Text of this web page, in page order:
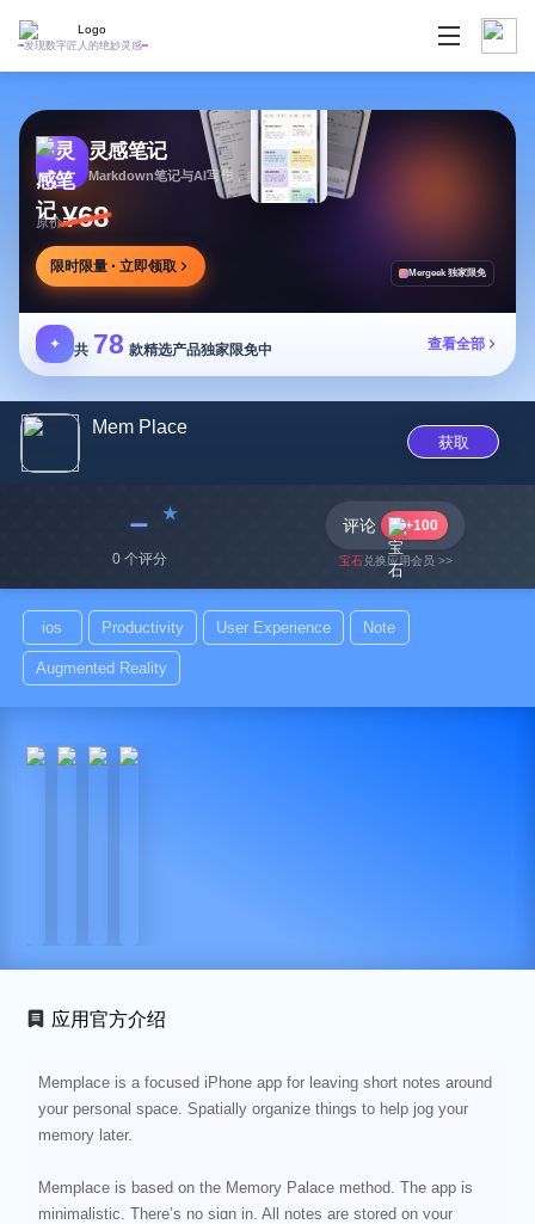
发现数字匠人的绝妙灵感
灵感笔记
Markdown笔记与AI写作，多方式整理同步笔记
原价¥68
限时限量 · 立即领取 Mergeek 独家限免
✦ 共 78 款精选产品独家限免中 查看全部
Mem Place
获取
﹣
0 个评分
评论 +100
宝石兑换应用会员 >>
ios Productivity User Experience Note
Augmented Reality
应用官方介绍
Memplace is a focused iPhone app for leaving short notes around
your personal space. Spatially organize things to help jog your
memory later.
Memplace is based on the Memory Palace method. The app is
minimalistic. There’s no sign in. All notes are stored on your